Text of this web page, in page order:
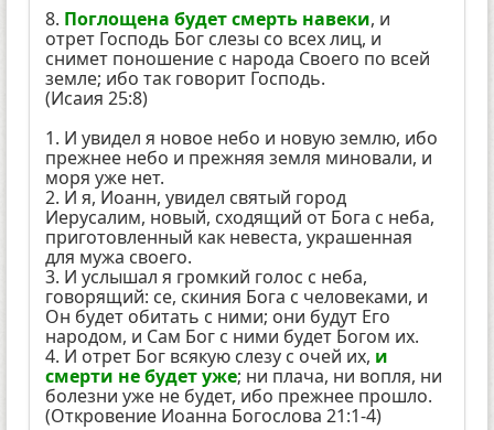
8. Поглощена будет смерть навеки, и
отрет Господь Бог слезы со всех лиц, и
снимет поношение с народа Своего по всей
земле; ибо так говорит Господь.
(Исаия 25:8)
1. И увидел я новое небо и новую землю, ибо
прежнее небо и прежняя земля миновали, и
моря уже нет.
2. И я, Иоанн, увидел святый город
Иерусалим, новый, сходящий от Бога с неба,
приготовленный как невеста, украшенная
для мужа своего.
3. И услышал я громкий голос с неба,
говорящий: се, скиния Бога с человеками, и
Он будет обитать с ними; они будут Его
народом, и Сам Бог с ними будет Богом их.
4. И отрет Бог всякую слезу с очей их, и
смерти не будет уже; ни плача, ни вопля, ни
болезни уже не будет, ибо прежнее прошло.
(Откровение Иоанна Богослова 21:1-4)